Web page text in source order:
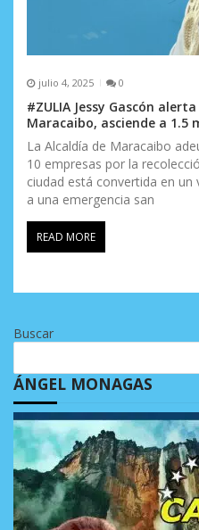
julio 4, 2025 0
#ZULIA Jessy Gascón
Maracaibo, asciende a 1.5
La Alcaldía de Maracaibo
10 empresas por la
ciudad está convertida en
a una emergencia san
READ MORE
Buscar
ÁNGEL MONAGAS